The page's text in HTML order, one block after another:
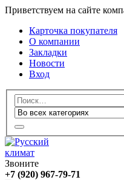
Приветствуем на сайте
Карточка покупателя
О компании
Закладки
Новости
Вход
Звоните
+7 (920) 967-79-71